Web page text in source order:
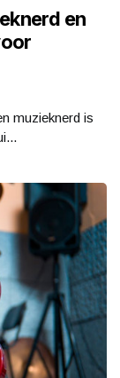
en
muzieknerd is